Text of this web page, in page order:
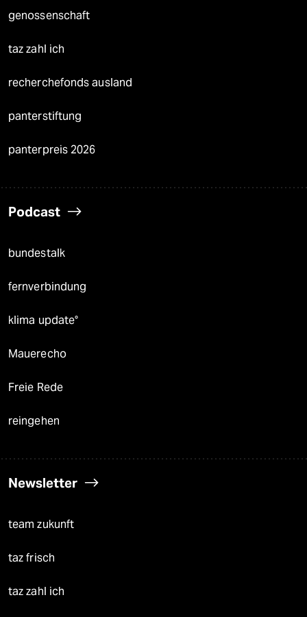
genossenschaft
taz zahl ich
recherchefonds ausland
panterstiftung
panterpreis 2026
Podcast
bundestalk
fernverbindung
klima update°
Mauerecho
Freie Rede
reingehen
Newsletter
team zukunft
taz frisch
taz zahl ich